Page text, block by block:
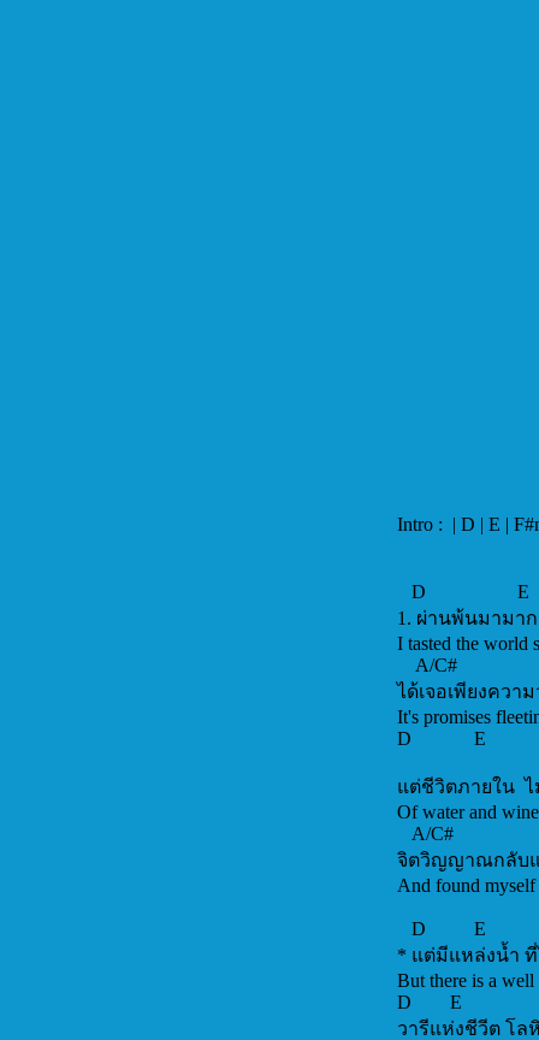
Intro : | D | E |
D E
1. ผ่านพ้นมามา
I tasted the world
A/C#
ได้เจอเพียงคว
It's promises
D
แต่ชีวิตภายใน ไ
Of water and
A/C#
จิตวิญญาณกลับแ
And
D E
* แต่มีแหล่งน้ำ
But there is a
D E
วารีแห่งชีวีต โล